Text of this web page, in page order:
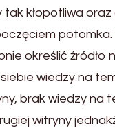
kłopotliwa oraz
określić źródło
wiedzy na
brak wiedzy na
witryny